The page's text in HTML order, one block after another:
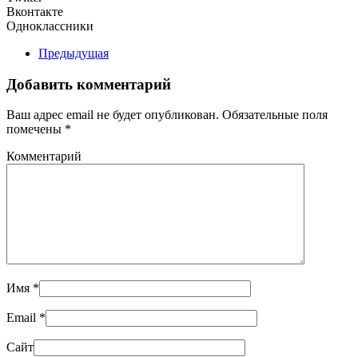
Вконтакте
Одноклассники
Предыдущая
Добавить комментарий
Ваш адрес email не будет опубликован. Обязательные поля
помечены *
Комментарий
Имя *
Email *
Сайт